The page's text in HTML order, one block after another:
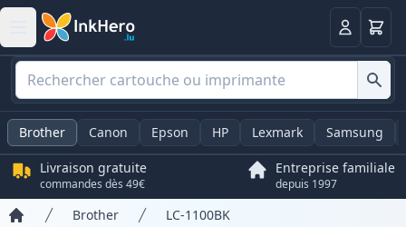
Panier
Brother Canon Epson HP Lexmark Samsung
Livraison gratuite
commandes dès 49€
Entreprise familiale
depuis 1997
Brother LC-1100BK